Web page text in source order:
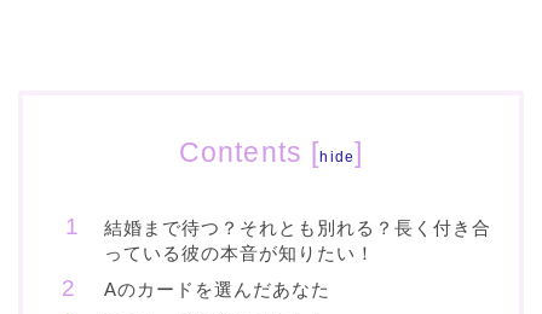
Contents [hide]
結婚まで待つ？それとも別れる？長く付き合
っている彼の本音が知りたい！
Aのカードを選んだあなた